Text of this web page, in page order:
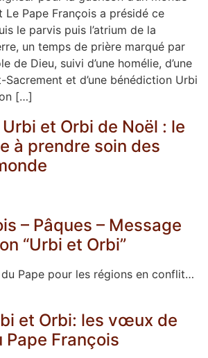
Pape François a présidé ce
le parvis puis l’atrium de la
un temps de prière marqué par
de Dieu, suivi d’une homélie, d’une
et d’une bénédiction Urbi
[…]
et Orbi de Noël : le
à prendre soin des
– Pâques – Message
“Urbi et Orbi”
Pape pour les régions en conflit…
et Orbi: les vœux de
François